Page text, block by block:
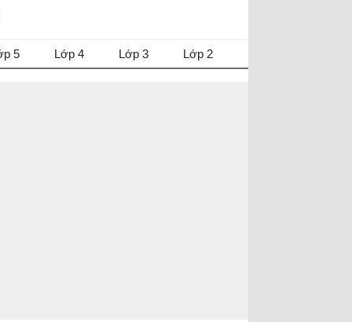
5 Lớp 4 Lớp 3 Lớp 2